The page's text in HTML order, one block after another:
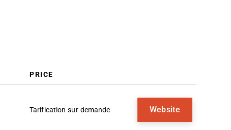
PRICE
Tarification sur demande Website